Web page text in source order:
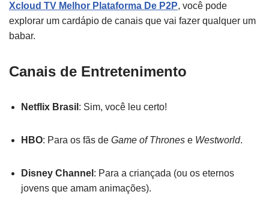
Xcloud TV Melhor Plataforma De P2P, você pode
explorar um cardápio de canais que vai fazer qualquer um
babar.
Canais de Entretenimento
Netflix Brasil : Sim, você leu certo!
HBO: Para os fãs de Game of Thrones e Westworld.
Disney Channel : Para a criançada (ou os eternos
jovens que amam animações).